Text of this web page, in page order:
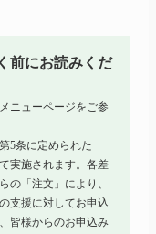
前にお読みくだ
ニューページをご参
第5条に定められた
実施されます。各差
の「注文」により、
支援に対してお申込
皆様からのお申込み